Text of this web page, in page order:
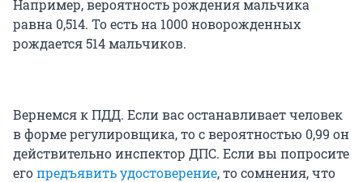
Например, вероятность рождения мальчика
равна 0,514. То есть на 1000 новорожденных
рождается 514 мальчиков.
Вернемся к ПДД. Если вас останавливает человек
в форме регулировщика, то с вероятностью 0,99 он
действительно инспектор ДПС. Если вы попросите
егопредъявить удостоверение, то сомнения, что